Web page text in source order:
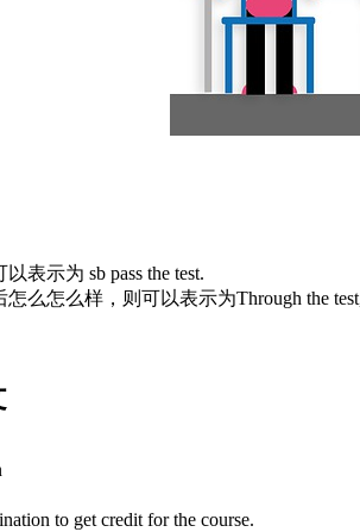
表示为 sb pass the test.
么怎么样，则可以表示为Through the
to get credit for the course.